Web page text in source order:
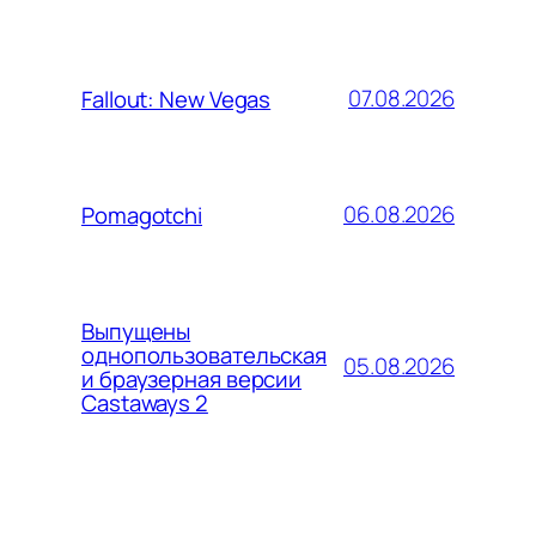
Fallout: New Vegas 07.08.2026
Pomagotchi 06.08.2026
Выпущены
однопользовательская
и браузерная версии
Castaways 2
05.08.2026